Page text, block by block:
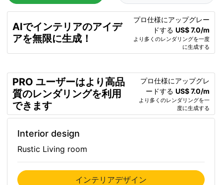
AIでインテリアのアイデ
アを無限に生成！
プロ仕様にアップグレー
ドする US$ 7.0/m
より多くのレンダリングを一度
に生成する
PRO ユーザーはより高品
質のレンダリングを利用
できます
プロ仕様にアップグレ
ードする US$ 7.0/m
より多くのレンダリングを一
度に生成する
Interior design
Rustic Living room
インテリアデザイン